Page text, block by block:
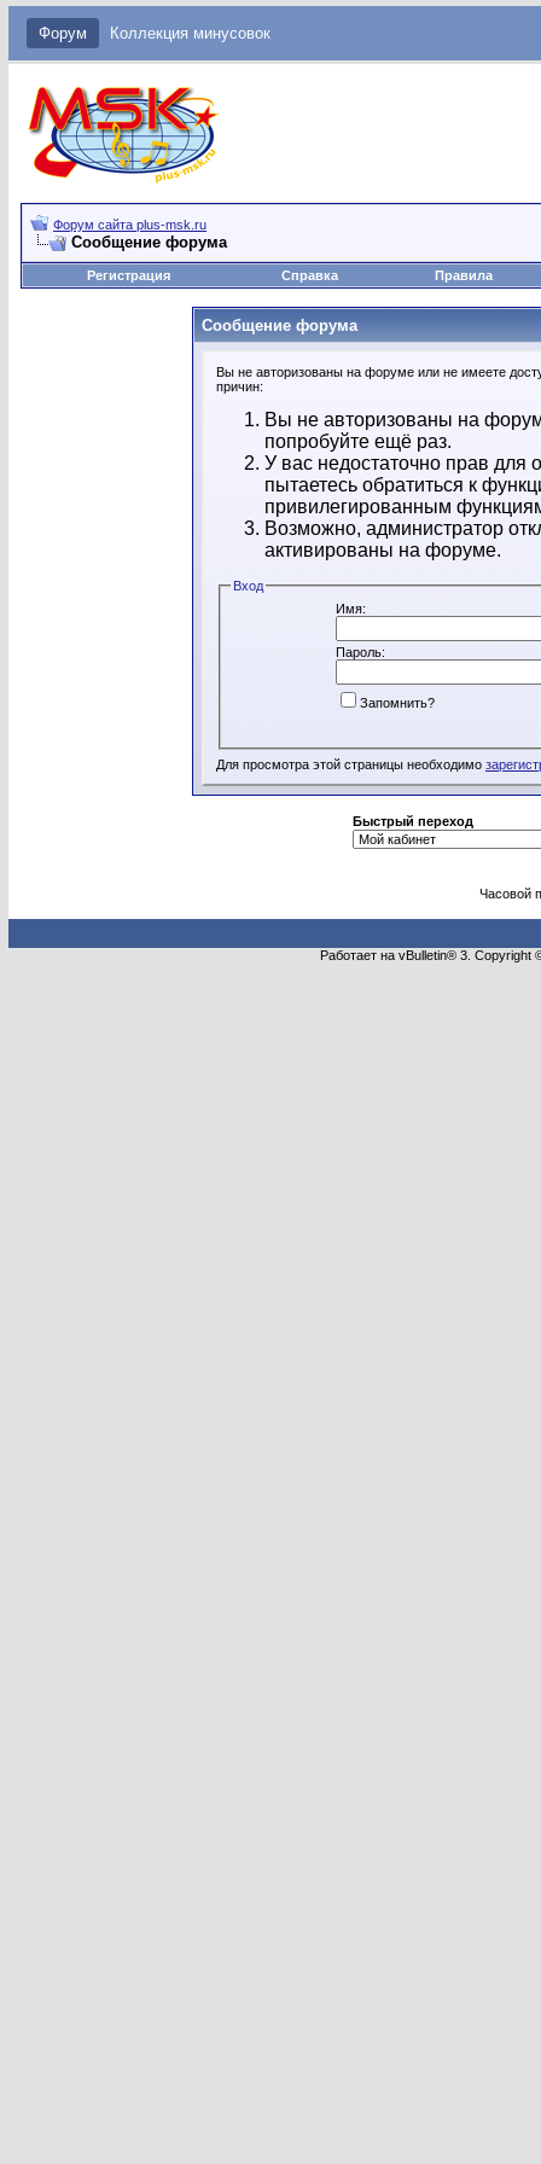
Форум Коллекция минусовок
Форум сайта plus-msk.ru
Сообщение форума
Регистрация Справка Правила
Сообщение форума
Вы не авторизованы на форуме или не имеете
причин:
Вы не авторизованы на
попробуйте ещё раз.
У вас недостаточно прав
пытаетесь обратиться к
привилегированным
Возможно, администратор
активированы на форуме.
Вход
Имя:
Пароль:
Запомнить?
Для просмотра этой страницы необходимо
Быстрый переход
Часовой
Работает на vBulletin® 3.